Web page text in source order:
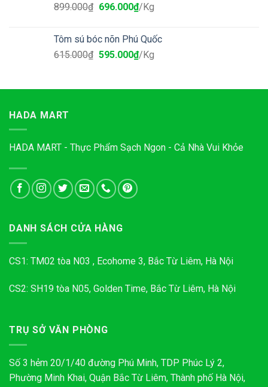
899.000₫ 696.000₫/Kg
Tôm sú bóc nõn Phú Quốc
615.000₫ 595.000₫/Kg
HADA MART
HADA MART - Thực Phẩm Sạch Ngon - Cả Nhà Vui Khỏe
DANH SÁCH CỬA HÀNG
CS1: TM02 tòa N03 , Ecohome 3, Bắc Từ Liêm, Hà Nội
CS2: SH19 tòa N05, Golden Time, Bắc Từ Liêm, Hà Nội
TRỤ SỞ VĂN PHÒNG
Số 3 hẻm 20/1/40 đường Phú Minh, TDP Phúc Lý 2,
Phường Minh Khai, Quận Bắc Từ Liêm, Thành phố Hà Nội,